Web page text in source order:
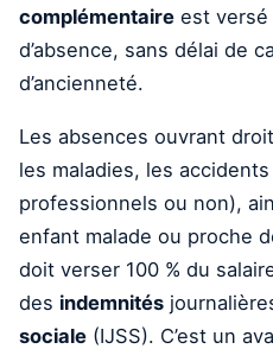
complémentaire est versé
d’absence, sans délai de
d’ancienneté.
Les absences ouvrant
les maladies, les
professionnels ou non),
enfant malade ou proche
doit verser 100 % du
des indemnités
sociale (IJSS). C’est un